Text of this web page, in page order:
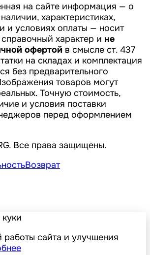
на сайте информация — о
характеристиках,
и условиях оплаты — носит
характер и не
офертой в смысле ст. 437
на складах и комплектация
без предварительного
товаров могут
Точную стоимость,
и условия поставки
перед оформлением
Все права защищены.
Возврат
работы сайта и улучшения